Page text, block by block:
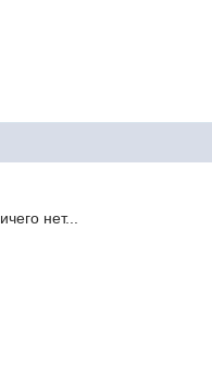
нет...